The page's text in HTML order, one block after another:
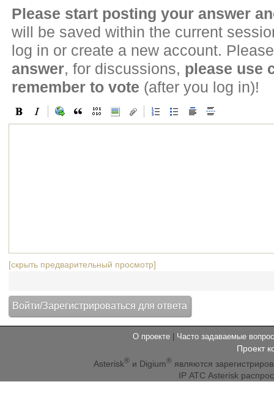
Please start posting your answer
will be saved within the current
log in or create a new account.
answer, for discussions, please use
remember to vote (after you log in)!
[скрыть предварительный просмотр]
О проекте Часто задаваемые
Проект
Asterisk® и Digium® являются
IP АТС Asterisk